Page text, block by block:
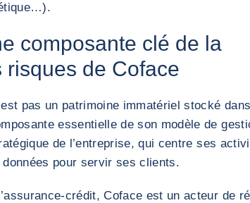
composante clé de la
risques de Coface
pas un patrimoine immatériel stocké
essentielle de son modèle de
de l’entreprise, qui centre ses
pour servir ses clients.
crédit, Coface est un acteur de